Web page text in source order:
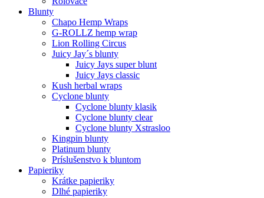
Blunty
Chapo Hemp Wraps
G-ROLLZ hemp wrap
Lion Rolling Circus
Juicy Jay´s blunty
Juicy Jays super blunt
Juicy Jays classic
Kush herbal wraps
Cyclone blunty
Cyclone blunty klasik
Cyclone blunty clear
Cyclone blunty Xstrasloo
Kingpin blunty
Platinum blunty
Príslušenstvo k bluntom
Papieriky
Krátke papieriky
Dlhé papieriky